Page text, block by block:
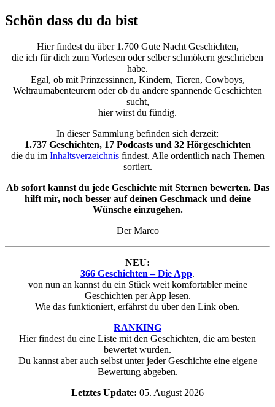
Schön dass du da bist
Hier findest du über 1.700 Gute Nacht Geschichten,
die ich für dich zum Vorlesen oder selber schmökern geschrieben
habe.
Egal, ob mit Prinzessinnen, Kindern, Tieren, Cowboys,
Weltraumabenteurern oder ob du andere spannende Geschichten
sucht,
hier wirst du fündig.
In dieser Sammlung befinden sich derzeit:
1.737 Geschichten, 17 Podcasts und 32 Hörgeschichten
die du im Inhaltsverzeichnisfindest. Alle ordentlich nach Themen
sortiert.
Ab sofort kannst du jede Geschichte mit Sternen bewerten. Das
hilft mir, noch besser auf deinen Geschmack und deine
Wünsche einzugehen.
Der Marco
NEU:
366 Geschichten – Die App.
von nun an kannst du ein Stück weit komfortabler meine
Geschichten per App lesen.
Wie das funktioniert, erfährst du über den Link oben.
RANKING
Hier findest du eine Liste mit den Geschichten, die am besten
bewertet wurden.
Du kannst aber auch selbst unter jeder Geschichte eine eigene
Bewertung abgeben.
Letztes Update: 05. August 2026